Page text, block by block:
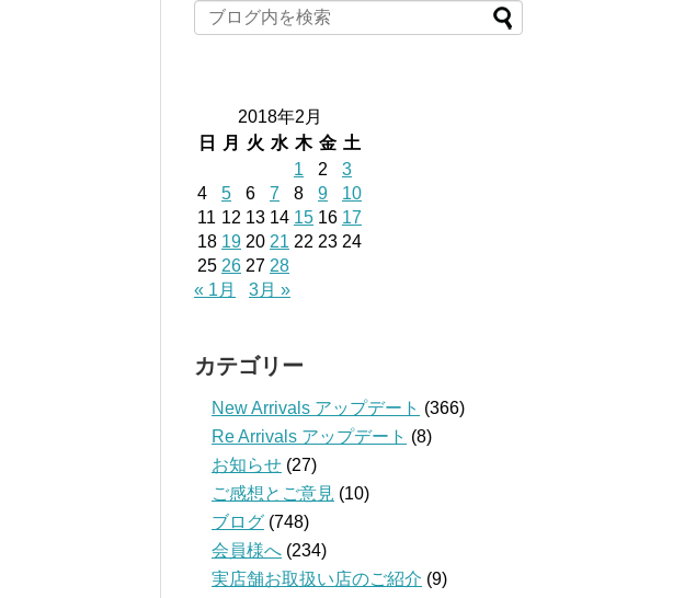
2018年2月
日
月 火 水 木 金 土
1
2
3
4
5 6 7 8 9
10
11 12 13 14 15 16 17
18 19 20 21 22 23 24
25 26 27 28
« 1月
3月 »
カテゴリー
New Arrivals アップデート (366)
Re Arrivals アップデート (8)
お知らせ (27)
ご感想とご意見 (10)
ブログ (748)
会員様へ (234)
実店舗お取扱い店のご紹介 (9)